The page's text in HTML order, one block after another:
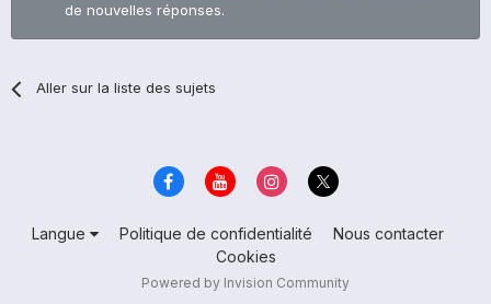
de nouvelles réponses.
Aller sur la liste des sujets
Langue Politique de confidentialité
Nous contacter
Cookies
Powered by Invision Community